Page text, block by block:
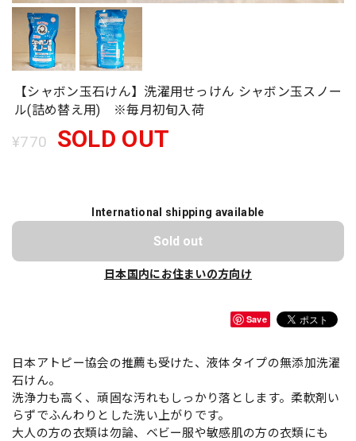
【シャボン玉石けん】洗濯用せっけん シャボン玉スノー
ル(詰め替え用) ※毎月初旬入荷
¥770 SOLD OUT
International shipping available
Sold out
日本国内にお住まいの方向け
Save
日本アトピー協会の推薦も受けた、液体タイプの無添加洗濯
石けん。
洗浄力も高く、頑固な汚れもしっかり落とします。柔軟剤い
らずでふんわりとした洗い上がりです。
大人の方の衣類は勿論、ベビー服や敏感肌の方の衣類にも